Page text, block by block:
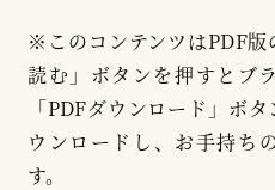
※このコンテンツはPDF版
読む」ボタンを押すとブ
「PDFダウンロード」ボ
ウンロードし、お手持ち
す。